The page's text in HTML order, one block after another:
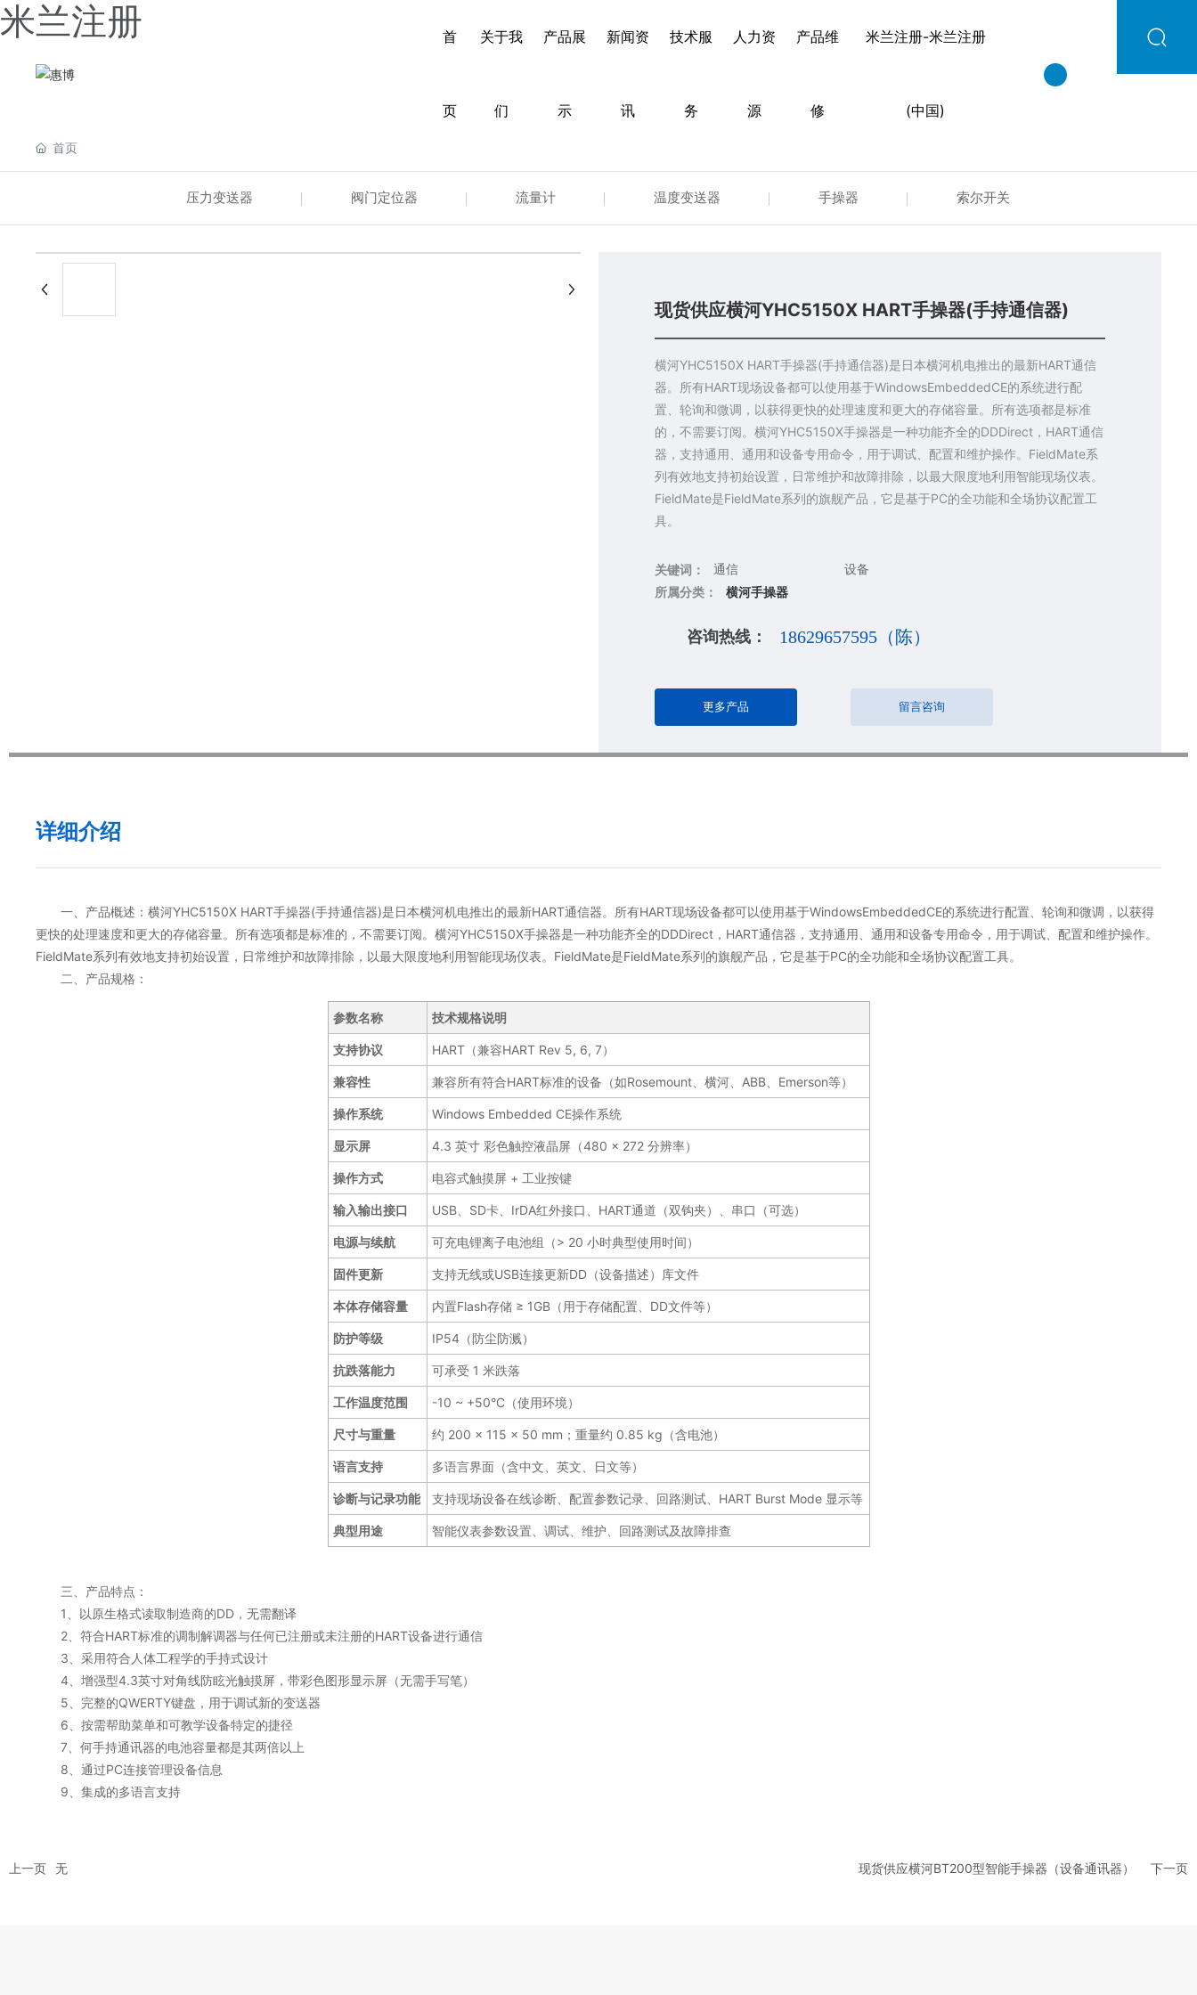
米兰注册 首
页
关于我
们
产品展
示
新闻资
讯
技术服
务
人力资
源
产品维
修
米兰注册-米兰注册
(中国)
首页
压力变送器 阀门定位器 流量计 温度变送器 手操器 索尔开关
现货供应横河YHC5150X HART手操器(手持通信器)
横河YHC5150X HART手操器(手持通信器)是日本横河机电推出的最新HART通信
器。所有HART现场设备都可以使用基于WindowsEmbeddedCE的系统进行配
置、轮询和微调，以获得更快的处理速度和更大的存储容量。所有选项都是标准
的，不需要订阅。横河YHC5150X手操器是一种功能齐全的DDDirect，HART通信
器，支持通用、通用和设备专用命令，用于调试、配置和维护操作。FieldMate系
列有效地支持初始设置，日常维护和故障排除，以最大限度地利用智能现场仪表。
FieldMate是FieldMate系列的旗舰产品，它是基于PC的全功能和全场协议配置工
具。
关键词： 通信
设备
所属分类：
横河手操器
咨询热线： 18629657595（陈）
更多产品 留言咨询
详细介绍
一、产品概述：横河YHC5150X HART手操器(手持通信器)是日本横河机电推出的最新HART通信器。所有HART现场设备都可以使用基于WindowsEmbeddedCE的系统进行配置、轮询和微调，以获得
更快的处理速度和更大的存储容量。所有选项都是标准的，不需要订阅。横河YHC5150X手操器是一种功能齐全的DDDirect，HART通信器，支持通用、通用和设备专用命令，用于调试、配置和维护操作。
FieldMate系列有效地支持初始设置，日常维护和故障排除，以最大限度地利用智能现场仪表。FieldMate是FieldMate系列的旗舰产品，它是基于PC的全功能和全场协议配置工具。
二、产品规格：
参数名称 技术规格说明
支持协议 HART（兼容HART Rev 5, 6, 7）
兼容性 兼容所有符合HART标准的设备（如Rosemount、横河、ABB、Emerson等）
操作系统 Windows Embedded CE操作系统
显示屏 4.3 英寸 彩色触控液晶屏（480 × 272 分辨率）
操作方式 电容式触摸屏 + 工业按键
输入输出接口 USB、SD卡、IrDA红外接口、HART通道（双钩夹）、串口（可选）
电源与续航 可充电锂离子电池组（> 20 小时典型使用时间）
固件更新 支持无线或USB连接更新DD（设备描述）库文件
本体存储容量 内置Flash存储 ≥ 1GB（用于存储配置、DD文件等）
防护等级 IP54（防尘防溅）
抗跌落能力 可承受 1 米跌落
工作温度范围 -10 ~ +50°C（使用环境）
尺寸与重量 约 200 × 115 × 50 mm；重量约 0.85 kg（含电池）
语言支持 多语言界面（含中文、英文、日文等）
诊断与记录功能 支持现场设备在线诊断、配置参数记录、回路测试、HART Burst Mode 显示等
典型用途 智能仪表参数设置、调试、维护、回路测试及故障排查
三、产品特点：
1、以原生格式读取制造商的DD，无需翻译
2、符合HART标准的调制解调器与任何已注册或未注册的HART设备进行通信
3、采用符合人体工程学的手持式设计
4、增强型4.3英寸对角线防眩光触摸屏，带彩色图形显示屏（无需手写笔）
5、完整的QWERTY键盘，用于调试新的变送器
6、按需帮助菜单和可教学设备特定的捷径
7、何手持通讯器的电池容量都是其两倍以上
8、通过PC连接管理设备信息
9、集成的多语言支持
上一页 无 现货供应横河BT200型智能手操器（设备通讯器） 下一页